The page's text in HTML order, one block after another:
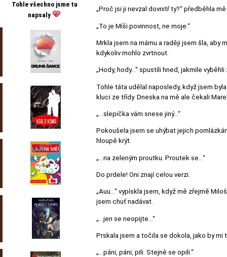
Tohle všechno jsme tu
napsaly
„Proč jsi ji nevzal dovnitř ty?“ předběhla mě
„To je Míši povinnost, ne moje.“
Mrkla jsem na mámu a raději jsem šla, aby
kdykoliv mohlo zvrtnout.
„Hody, hody…“ spustili hned, jakmile
Tohle táta udělal naposledy, když jsem
kluci ze třídy. Dneska na mě ale čekali
„…slepička vám snese jiný…“
Pokoušela jsem se uhýbat jejich
hloupě krýt.
„…na zeleným proutku. Proutek se…“
Do prdele! Oni znají celou verzi.
„Auu…“ vypískla jsem, když mě zřejmě
jsem chuť nadávat.
„…jen se neopijte…“
Prskala jsem a točila se dokola, jako by mi
„…páni, páni, pili. Stejně se opili.“